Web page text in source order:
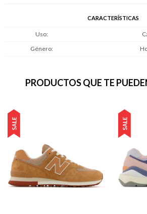
CARACTERÍSTICAS
Uso
Género
PRODUCTOS QUE TE